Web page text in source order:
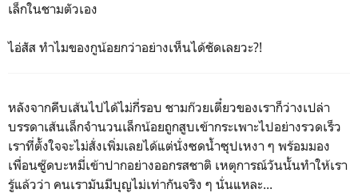
เล็กในชามตัวเอง
ไอ่สัส ทำไมของกูน้อยกว่าอย่างเห็นได้ชัดเลยวะ?!
หลังจากคีบเส้นไปได้ไม่กี่รอบ ชามก๊วยเตี๋ยวของเราก็ว่างเปล่า
บรรดาเส้นเล็กจำนวนเล็กน้อยถูกสูบเข้ากระเพาะไปอย่างรวดเร็ว
เราที่ตั้งใจจะไม่สั่งเพิ่มเลยได้แต่นั่งซดน้ำซุปเหงา ๆ พร้อมมอง
เพื่อนซู๊ดบะหมี่เข้าปากอย่างออกรสชาติ เหตุการณ์วันนั้นทำให้เรา
รู้แล้วว่า คนเรามันมีบุญไม่เท่ากันจริง ๆ นั่นแหละ...